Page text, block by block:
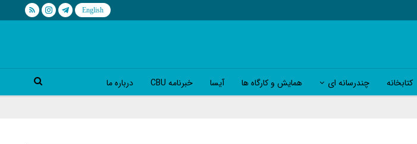
کتابخانه چندرسانه ای همایش و کارگاه ها آیسا خبرنامه CBU درباره ما